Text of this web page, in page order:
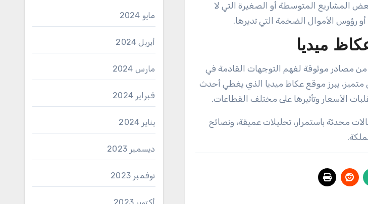
المشاريع المتوسطة أو الصغيرة التي لا
رؤوس الأموال الضخمة التي تديرها.
ميديا
من مصادر موثوقة لفهم التوجهات القادمة في
يبرز موقع عكاظ ميديا الذي يغطي أحدث
الأسعار وتأثيرها على مختلف القطاعات.
محدثة باستمرار، تحليلات عميقة، ونصائح
مايو 2024
أبريل 2024
مارس 2024
فبراير 2024
يناير 2024
ديسمبر 2023
نوفمبر 2023